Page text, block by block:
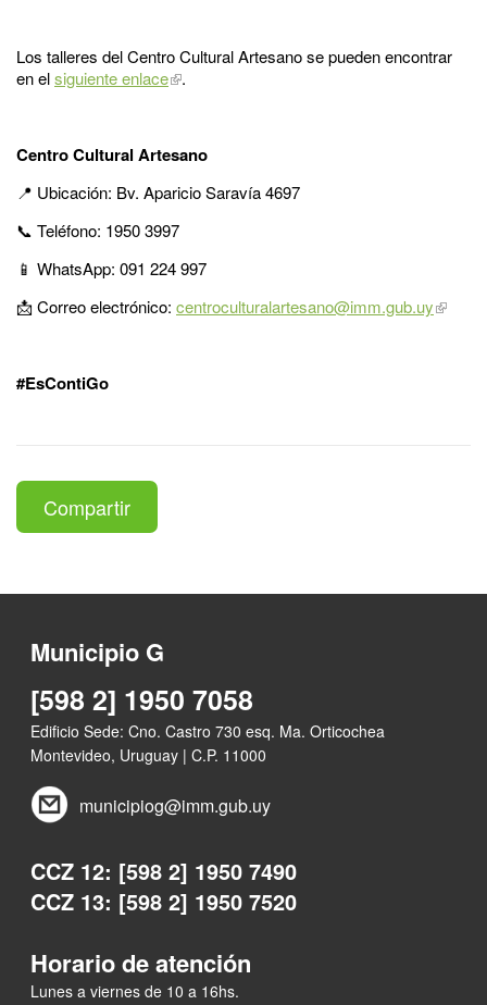
Los talleres del Centro Cultural Artesano se pueden encontrar
en elsiguiente enlace .
Centro Cultural Artesano
📍 Ubicación: Bv. Aparicio Saravía 4697
📞 Teléfono: 1950 3997
📱 WhatsApp: 091 224 997
📩 Correo electrónico: centroculturalartesano@imm.gub.uy
#EsContiGo
Compartir
Municipio G
[598 2] 1950 7058
Edificio Sede: Cno. Castro 730 esq. Ma. Orticochea
Montevideo, Uruguay | C.P. 11000
municipiog@imm.gub.uy
CCZ 12: [598 2] 1950 7490
CCZ 13: [598 2] 1950 7520
Horario de atención
Lunes a viernes de 10 a 16hs.